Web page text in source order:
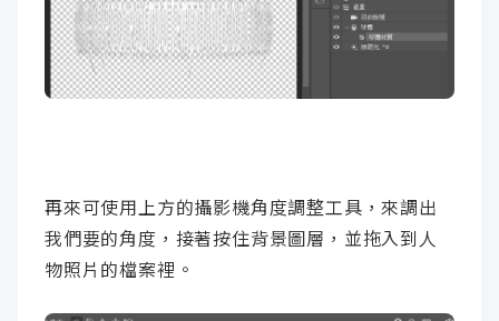
再來可使用上方的攝影機角度調整工具，來調出
我們要的角度，接著按住背景圖層，並拖入到人
物照片的檔案裡。